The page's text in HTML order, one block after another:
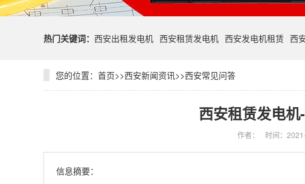
热门关键词： 西安出租发电机 西安租赁发电机 西安发电机租赁 西
您的位置： 首页>>西安新闻资讯>>西安常见问答
西安租赁发电
作者： 时间：
信息摘要：